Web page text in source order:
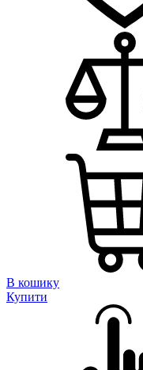
В кошику
Купити